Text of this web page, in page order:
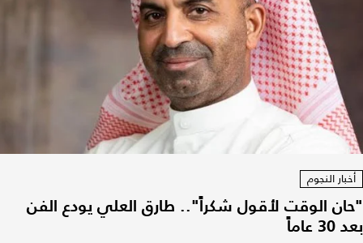
أخبار النجوم
"حان الوقت لأقول شكراً".. طارق العلي يودع الفن
بعد 30 عاماً